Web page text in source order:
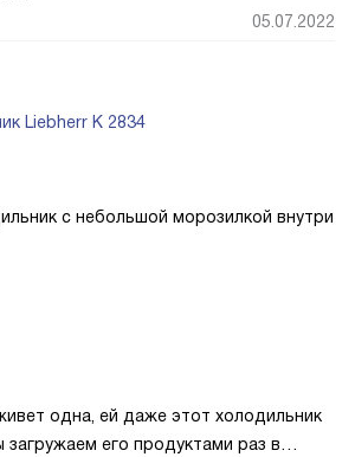
05.07.2022
Liebherr K 2834
с небольшой морозилкой внутри
одна, ей даже этот холодильник
его продуктами раз в